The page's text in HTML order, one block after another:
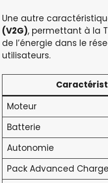
Une autre
(V2G), permettant à la
de l’énergie dans le
utilisateurs.
Moteur
Batterie
Autonomie
Pack Advanced Charge